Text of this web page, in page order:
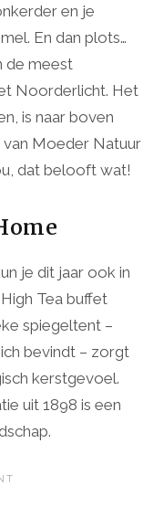
en je
En dan plots…
de meest
Noorderlicht. Het
is naar boven
Moeder Natuur
dat belooft wat!
je dit jaar ook in
Tea buffet
spiegeltent –
bevindt – zorgt
kerstgevoel.
uit 1898 is een